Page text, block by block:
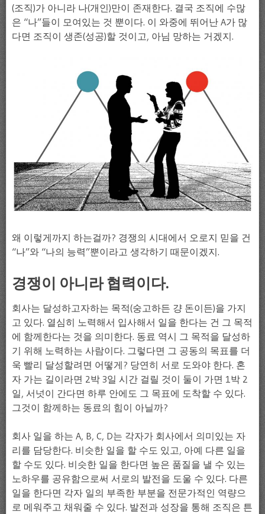
(조직)가 아니라 나(개인)만이 존재한다. 결국 조직에 수많
은 “나”들이 모여있는 것 뿐이다. 이 와중에 뛰어난 A가 많
다면 조직이 생존(성공)할 것이고, 아님 망하는 거겠지.
왜 이렇게까지 하는걸까? 경쟁의 시대에서 오로지 믿을 건
“나”와 “나의 능력”뿐이라고 생각하기 때문이겠지.
경쟁이 아니라 협력이다.
회사는 달성하고자하는 목적(숭고하든 걍 돈이든)을 가지
고 있다. 열심히 노력해서 입사해서 일을 한다는 건 그 목적
에 함께한다는 것을 의미한다. 동료 역시 그 목적을 달성하
기 위해 노력하는 사람이다. 그렇다면 그 공동의 목표를 더
욱 빨리 달성할려면 어떻게? 당연히 서로 도와야 한다. 혼
자 가는 길이라면 2박 3일 시간 걸릴 것이 둘이 가면 1박 2
일, 서넛이 간다면 하루 안에도 그 목표에 도착할 수 있다.
그것이 함께하는 동료의 힘이 아닐까?
회사 일을 하는 A, B, C, D는 각자가 회사에서 의미있는 자
리를 담당한다. 비슷한 일을 할 수도 있고, 아예 다른 일을
할 수도 있다. 비슷한 일을 한다면 높은 품질을 낼 수 있는
노하우를 공유함으로써 서로의 발전을 도울 수 있다. 다른
일을 한다면 각자 일의 부족한 부분을 전문가적인 역량으
로 메워주고 채워줄 수 있다. 발전과 성장을 통해 조직은 튼